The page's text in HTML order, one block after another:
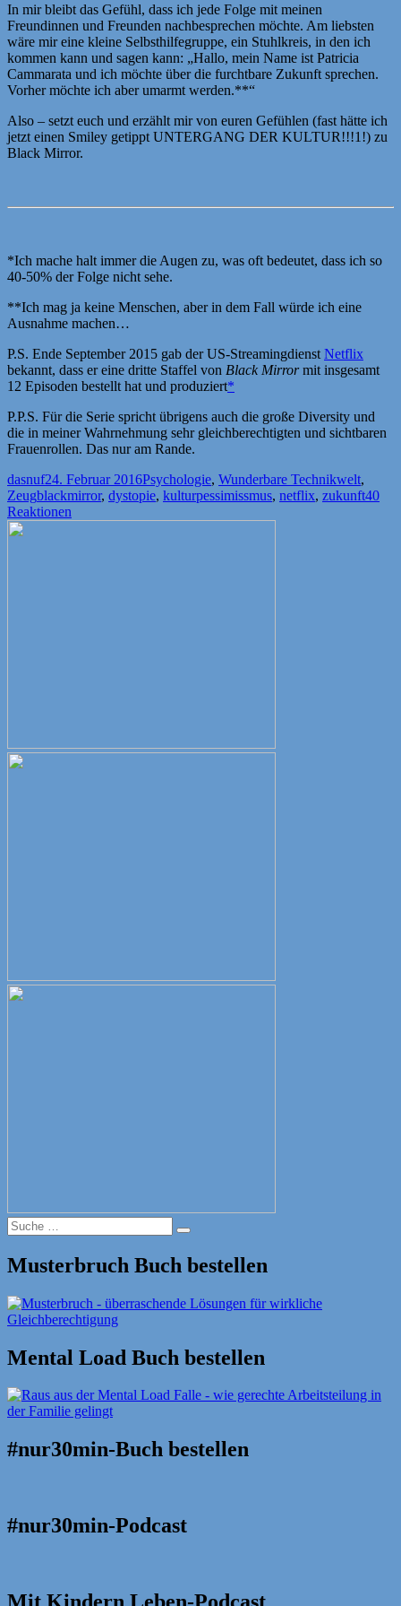
In mir bleibt das Gefühl, dass ich jede Folge mit meinen
Freundinnen und Freunden nachbesprechen möchte. Am liebsten
wäre mir eine kleine Selbsthilfegruppe, ein Stuhlkreis, in den ich
kommen kann und sagen kann: „Hallo, mein Name ist Patricia
Cammarata und ich möchte über die furchtbare Zukunft sprechen.
Vorher möchte ich aber umarmt werden.**“
Also – setzt euch und erzählt mir von euren Gefühlen (fast hätte ich
jetzt einen Smiley getippt UNTERGANG DER KULTUR!!!1!) zu
Black Mirror.
*Ich mache halt immer die Augen zu, was oft bedeutet, dass ich so
40-50% der Folge nicht sehe.
**Ich mag ja keine Menschen, aber in dem Fall würde ich eine
Ausnahme machen…
P.S. Ende September 2015 gab der US-Streamingdienst Netflix
bekannt, dass er eine dritte Staffel von Black Mirrormit insgesamt
12 Episoden bestellt hat und produziert*
P.P.S. Für die Serie spricht übrigens auch die große Diversity und
die in meiner Wahrnehmung sehr gleichberechtigten und sichtbaren
Frauenrollen. Das nur am Rande.
Autor
dasnufVeröffentlicht
am
24. Februar 2016Kategorien
Psychologie, Wunderbare Technikwelt,
ZeugSchlagwörter
blackmirror, dystopie, kulturpessimissmus, netflix, zukunft40
Reaktionen
Suche
nach:
Suche
Musterbruch Buch bestellen
Mental Load Buch bestellen
#nur30min-Buch bestellen
#nur30min-Podcast